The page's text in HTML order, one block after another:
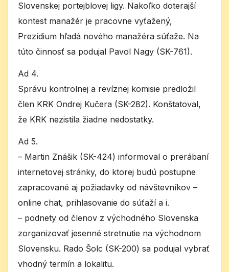
Slovenskej portejblovej ligy. Nakoľko doterajší
kontest manažér je pracovne vyťažený,
Prezídium hľadá nového manažéra súťaže. Na
túto činnosť sa podujal Pavol Nagy (SK-761).
Ad 4.
Správu kontrolnej a revíznej komisie predložil
člen KRK Ondrej Kučera (SK-282). Konštatoval,
že KRK nezistila žiadne nedostatky.
Ad 5.
– Martin Znášik (SK-424) informoval o prerábaní
internetovej stránky, do ktorej budú postupne
zapracované aj požiadavky od návštevníkov –
online chat, prihlasovanie do súťaží a i.
– podnety od členov z východného Slovenska
zorganizovať jesenné stretnutie na východnom
Slovensku. Rado Šolc (SK-200) sa podujal vybrať
vhodný termín a lokalitu.